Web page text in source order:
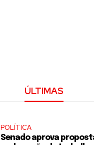
ÚLTIMAS
POLÍTICA
Senado aprova